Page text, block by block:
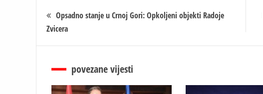
Кретање
чланка
Opsadno stanje u Crnoj Gori: Opkoljeni objekti Radoje
Zvicera
povezane vijesti